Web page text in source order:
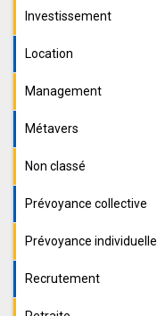
Investissement
Location
Management
Métavers
Non classé
Prévoyance collective
Prévoyance individuelle
Recrutement